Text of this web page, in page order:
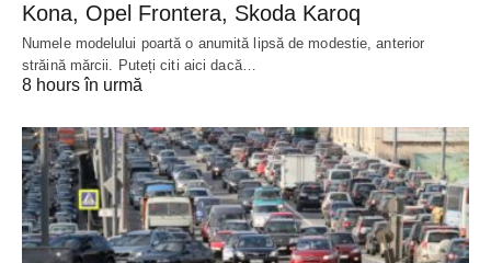
Kona, Opel Frontera, Skoda Karoq
Numele modelului poartă o anumită lipsă de modestie, anterior
străină mărcii. Puteți citi aici dacă…
8 hours în urmă